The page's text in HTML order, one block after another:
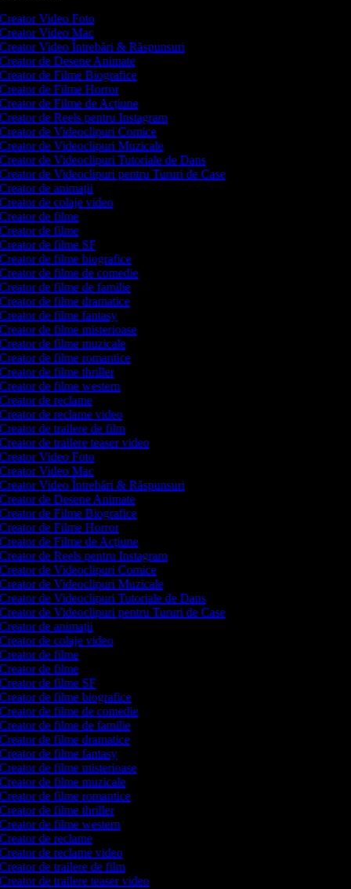
Video Foto
Video Mac
Video Întrebări & Răspunsuri
de Desene Animate
de Filme Biografice
de Filme Horror
de Filme de Acțiune
de Reels pentru Instagram
de Videoclipuri Comice
de Videoclipuri Muzicale
de Videoclipuri Tutoriale de Dans
de Videoclipuri pentru Tururi de Case
de animații
de colaje video
de filme
de filme
de filme SF
de filme biografice
de filme de comedie
de filme de familie
de filme dramatice
de filme fantasy
de filme misterioase
de filme muzicale
de filme romantice
de filme thriller
de filme western
de reclame
de reclame video
de trailere de film
de trailere teaser video
Video Foto
Video Mac
Video Întrebări & Răspunsuri
de Desene Animate
de Filme Biografice
de Filme Horror
de Filme de Acțiune
de Reels pentru Instagram
de Videoclipuri Comice
de Videoclipuri Muzicale
de Videoclipuri Tutoriale de Dans
de Videoclipuri pentru Tururi de Case
de animații
de colaje video
de filme
de filme
de filme SF
de filme biografice
de filme de comedie
de filme de familie
de filme dramatice
de filme fantasy
de filme misterioase
de filme muzicale
de filme romantice
de filme thriller
de filme western
de reclame
de reclame video
de trailere de film
de trailere teaser video